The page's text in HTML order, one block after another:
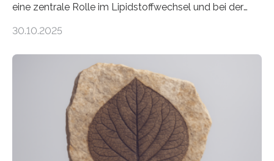
eine zentrale Rolle im Lipidstoffwechsel und bei der
erfüllen können, müssen zahlreiche Enzyme präzise in
der Ruhr-Universität Bochum um Prof. Dr. Ralf Erdmann
und Dr. Ismaila Francis Yusuf hat nun einen bislang
unbekannten Qualitätskontrollmechanismus des
peroxisomalen Proteintransports in der Bäckerhefe
Saccharomyces cerevisiae entdeckt, der für die
Funktionsfähigkeit der Organellen entscheidend ist. Die
Studie wurde am 28. Oktober 2025 in der
30.10.2025